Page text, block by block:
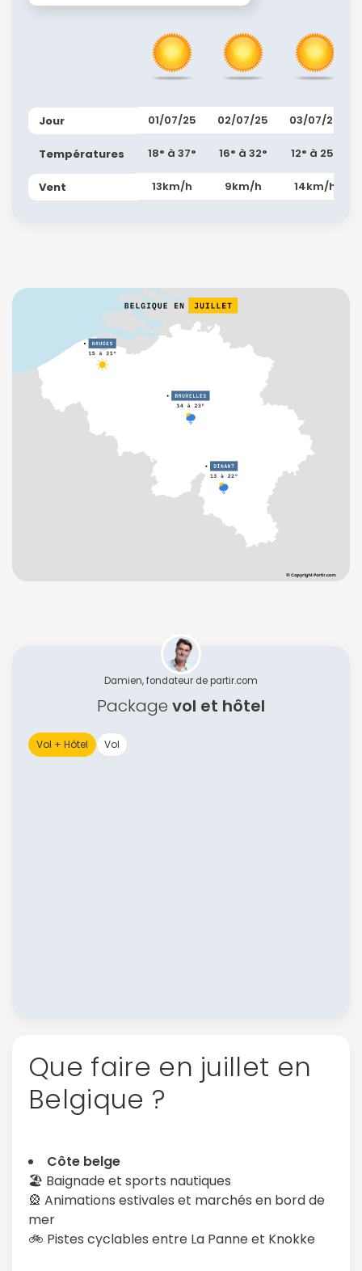
Jour
Températures
Vent
01/07/25
18° à 37°
13km/h
02/07/25
16° à 32°
9km/h
03/07/25
12° à 25°
14km/h
Damien, fondateur de partir.com
Package vol et hôtel
Vol + Hôtel Vol
Que faire en juillet en
Belgique ?
Côte belge
🏖️ Baignade et sports nautiques
🎡 Animations estivales et marchés en bord de
mer
🚲 Pistes cyclables entre La Panne et Knokke